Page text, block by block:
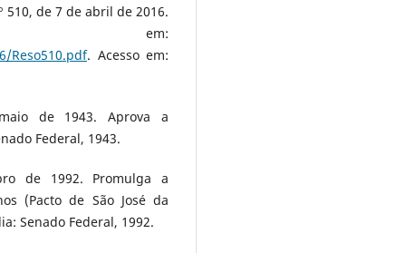
510, de 7 de abril de 2016.
em:
Reso510.pdf. Acesso em:
de 1943. Aprova a
Federal, 1943.
de 1992. Promulga a
(Pacto de São José da
Senado Federal, 1992.